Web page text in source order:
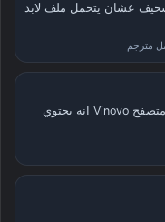
عشان يتحمل ملف لابد
مرحبا لماذا تضعون العرض على متصفح Vinovo انه يحتوي